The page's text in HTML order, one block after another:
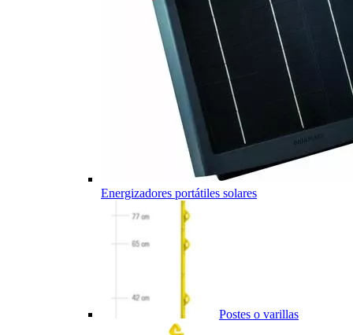
Energizadores portátiles solares
Postes o varillas